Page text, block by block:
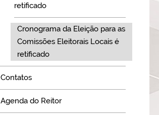
retificado
Cronograma da Eleição para as
Comissões Eleitorais Locais é
retificado
Contatos
Agenda do Reitor